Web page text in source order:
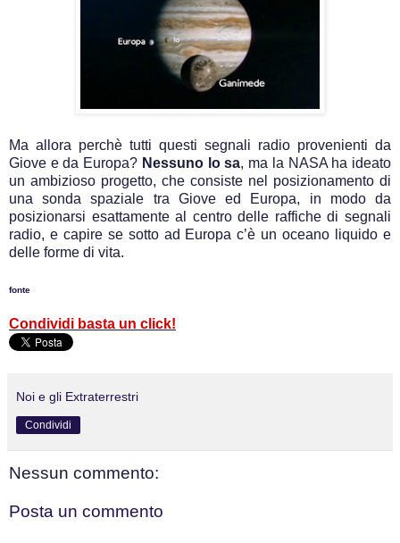
Ma allora perchè tutti questi segnali radio provenienti da
Giove e da Europa? Nessuno lo sa, ma la NASA ha ideato
un ambizioso progetto, che consiste nel posizionamento di
una sonda spaziale tra Giove ed Europa, in modo da
posizionarsi esattamente al centro delle raffiche di segnali
radio, e capire se sotto ad Europa c’è un oceano liquido e
delle forme di vita.
fonte
Condividi basta un click!
Noi e gli Extraterrestri
Condividi
Nessun commento:
Posta un commento